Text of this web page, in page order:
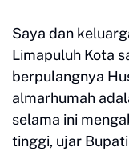
Saya dan
Limapuluh Kota
berpulangnya
almarhumah
selama ini
tinggi, ujar